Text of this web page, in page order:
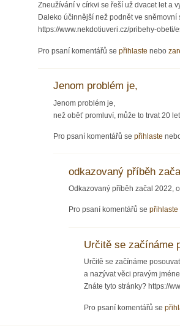
Zneužívání v církvi se řeší už dvacet let a
Daleko účinnější než podnět ve
https://www.nekdotiuveri.cz/pribehy-
Pro psaní komentářů se přihlaste nebo
Jenom problém je,
Jenom problém je,
než oběť promluví, může to trvat 20
Pro psaní komentářů se přihlaste
odkazovaný příběh
Odkazovaný příběh začal 2022,
Pro psaní komentářů se přihlaste
Určitě se začínáme
Určitě se začínáme
a nazývat věci pravým
Znáte tyto stránky? https://
Pro psaní komentářů se